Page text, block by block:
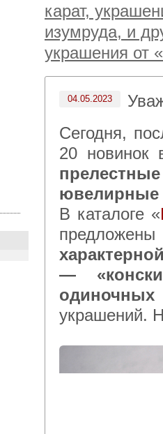
карат,
изумруда, и
украшения от
04.05.2023
Сегодня, после 15:00 по московскому времени, для Вас —
20 новинок
В каталоге «
предложены
—
украшений.